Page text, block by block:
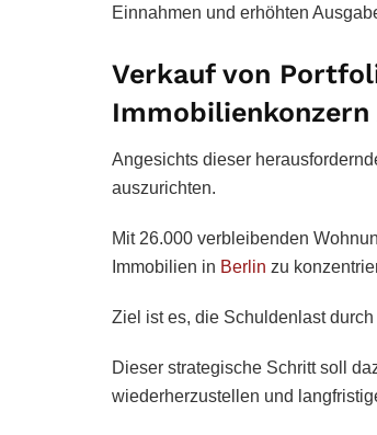
Einnahmen und erhöhten
Verkauf von
Angesichts dieser
auszurichten.
Mit 26.000 verbleibenden
Immobilien in Berlin zu
Ziel ist es, die Schuldenlast
Dieser strategische Schritt soll
wiederherzustellen und